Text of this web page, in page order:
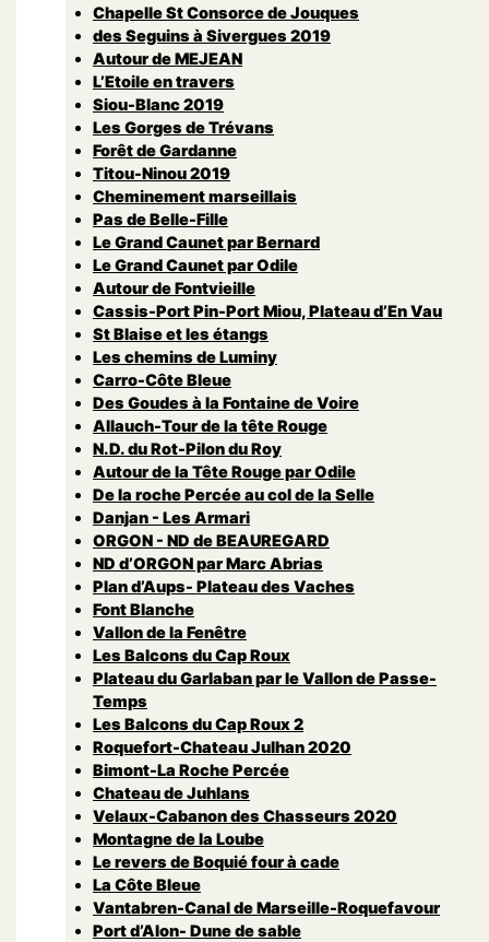
Chapelle St Consorce de Jouques
des Seguins à Sivergues 2019
Autour de MEJEAN
L’Etoile en travers
Siou-Blanc 2019
Les Gorges de Trévans
Forêt de Gardanne
Titou-Ninou 2019
Cheminement marseillais
Pas de Belle-Fille
Le Grand Caunet par Bernard
Le Grand Caunet par Odile
Autour de Fontvieille
Cassis-Port Pin-Port Miou, Plateau d’En Vau
St Blaise et les étangs
Les chemins de Luminy
Carro-Côte Bleue
Des Goudes à la Fontaine de Voire
Allauch-Tour de la tête Rouge
N.D. du Rot-Pilon du Roy
Autour de la Tête Rouge par Odile
De la roche Percée au col de la Selle
Danjan - Les Armari
ORGON - ND de BEAUREGARD
ND d’ORGON par Marc Abrias
Plan d’Aups- Plateau des Vaches
Font Blanche
Vallon de la Fenêtre
Les Balcons du Cap Roux
Plateau du Garlaban par le Vallon de Passe-
Temps
Les Balcons du Cap Roux 2
Roquefort-Chateau Julhan 2020
Bimont-La Roche Percée
Chateau de Juhlans
Velaux-Cabanon des Chasseurs 2020
Montagne de la Loube
Le revers de Boquié four à cade
La Côte Bleue
Vantabren-Canal de Marseille-Roquefavour
Port d’Alon- Dune de sable